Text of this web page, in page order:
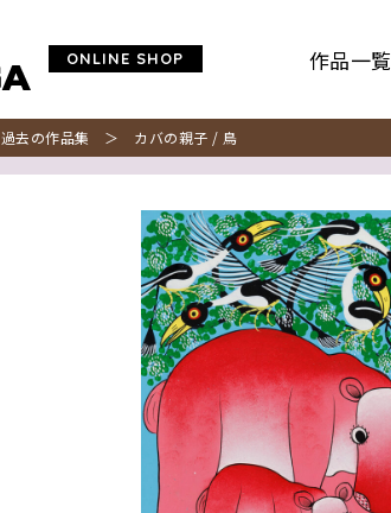
ONLINE SHOP 作品一覧
過去の作品集 ＞ カバの親子 / 鳥